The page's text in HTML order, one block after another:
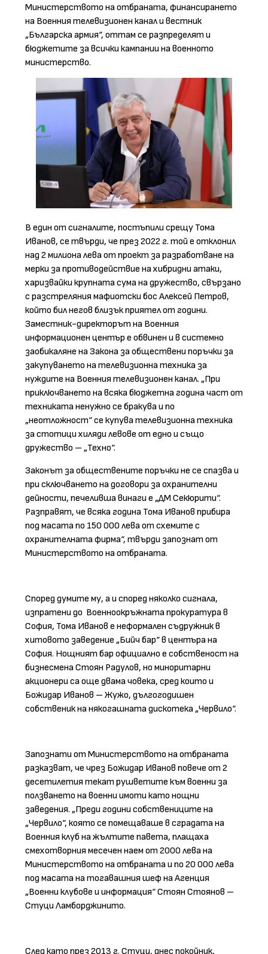
Министерството на отбраната, финансирането
на Военния телевизионен канал и вестник
„Българска армия“, оттам се разпределят и
бюджетите за всички кампании на военното
министерство.
В един от сигналите, постъпили срещу Тома
Иванов, се твърди, че през 2022 г. той е отклонил
над 2 милиона лева от проект за разработване на
мерки за противодействие на хибридни атаки,
харизвайки крупната сума на дружество, свързано
с разстреляния мафиотски бос Алексей Петров,
който бил негов близък приятел от години.
Заместник-директорът на Военния
информационен център е обвинен и в системно
заобикаляне на Закона за обществени поръчки за
закупуването на телевизионна техника за
нуждите на Военния телевизионен канал. „При
приключването на всяка бюджетна година част от
техниката ненужно се бракува и по
„неотложност“ се купува телевизионна техника
за стотици хиляди левове от едно и също
дружество – „Техно“.
Законът за обществените поръчки не се спазва и
при сключването на договори за охранителни
дейности, печеливша винаги е „ДМ Секюрити“.
Разправят, че всяка година Тома Иванов прибира
под масата по 150 000 лева от схемите с
охранителната фирма“, твърди запознат от
Министерството на отбраната.
Според думите му, а и според няколко сигнала,
изпратени до Военноокръжната прокуратура в
София, Тома Иванов е неформален съдружник в
хитовото заведение „Бийч бар“ в центъра на
София. Нощният бар официално е собственост на
бизнесмена Стоян Радулов, но миноритарни
акционери са още двама човека, сред които и
Божидар Иванов – Жужо, дългогодишен
собственик на някогашната дискотека „Червило“.
Запознати от Министерството на отбраната
разказват, че чрез Божидар Иванов повече от 2
десетилетия текат рушветите към военни за
ползването на военни имоти като нощни
заведения. „Преди години собствениците на
„Червило“, която се помещаваше в сградата на
Военния клуб на жълтите павета, плащаха
смехотворния месечен наем от 2000 лева на
Министерството на отбраната и по 20 000 лева
под масата на тогавашния шеф на Агенция
„Военни клубове и информация“ Стоян Стоянов –
Стуци Ламборджинито.
След като през 2013 г. Стуци, днес покойник,